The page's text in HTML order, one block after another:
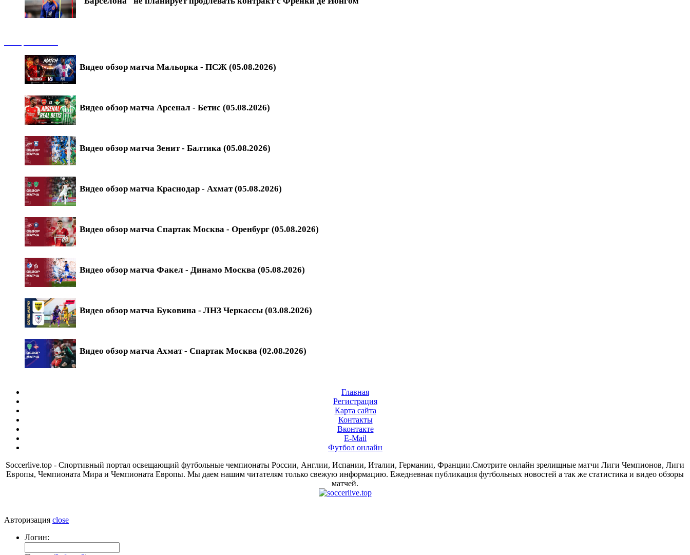
Видео обзор матча Мальорка - ПСЖ (05.08.2026)
Видео обзор матча Арсенал - Бетис (05.08.2026)
Видео обзор матча Зенит - Балтика (05.08.2026)
Видео обзор матча Краснодар - Ахмат (05.08.2026)
Видео обзор матча Спартак Москва - Оренбург (05.08.2026)
Видео обзор матча Факел - Динамо Москва (05.08.2026)
Видео обзор матча Буковина - ЛНЗ Черкассы (03.08.2026)
Видео обзор матча Ахмат - Спартак Москва (02.08.2026)
Главная
Регистрация
Карта сайта
Контакты
Вконтакте
E-Mail
Футбол онлайн
Soccerlive.top - Спортивный портал освещающий футбольные чемпионаты России, Англии, Испании, Италии, Германии, Франции.Смотрите онлайн зрелищные матчи Лиги Чемпионов, Лиги
Европы, Чемпионата Мира и Чемпионата Европы. Мы даем нашим читателям только свежую информацию. Ежедневная публикация футбольных новостей а так же статистика и видео обзоры
матчей.
Авторизация close
Логин: